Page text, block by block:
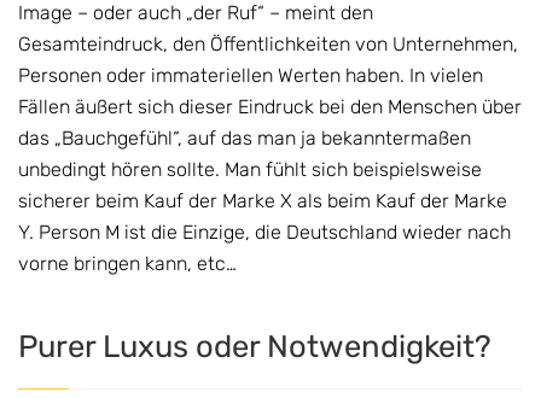
Image – oder auch „der Ruf“ – meint den
Gesamteindruck, den Öffentlichkeiten von Unternehmen,
Personen oder immateriellen Werten haben. In vielen
Fällen äußert sich dieser Eindruck bei den Menschen über
das „Bauchgefühl“, auf das man ja bekanntermaßen
unbedingt hören sollte. Man fühlt sich beispielsweise
sicherer beim Kauf der Marke X als beim Kauf der Marke
Y. Person M ist die Einzige, die Deutschland wieder nach
vorne bringen kann, etc…
Purer Luxus oder Notwendigkeit?